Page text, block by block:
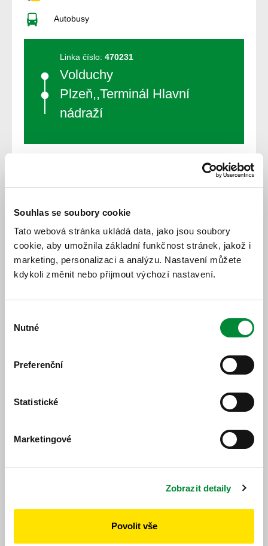
Souhlas se soubory cookie
Tato webová stránka ukládá data, jako jsou soubory
cookie, aby umožnila základní funkčnost stránek, jakož i
marketing, personalizaci a analýzu. Nastavení můžete
kdykoli změnit nebo přijmout výchozí nastavení.
souhlasu
Nutné
Preferenční
Statistické
Marketingové
Zobrazit detaily
Povolit vše
Autobusy
Linka číslo: 470231
Volduchy
Plzeň,,Terminál Hlavní
nádraží
Jízdní řád
Jízdní řád Změnový jízdní řád
https://www.idpk.cz/jizdni-rady-a-spoje/zmeny-provozu/?
Publikováno dne: 10. 4. 2026